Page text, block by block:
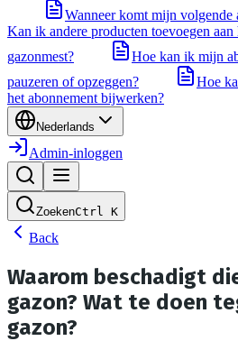
Wanneer komt mijn volgende
Kan ik andere producten toevoegen
gazonmest?
Hoe kan ik mijn
pauzeren of opzeggen?
Hoe
het abonnement bijwerken?
Nederlands
Admin-inloggen
ZoekenCtrl K
Back
Waarom beschadigt
gazon? Wat te doen
gazon?